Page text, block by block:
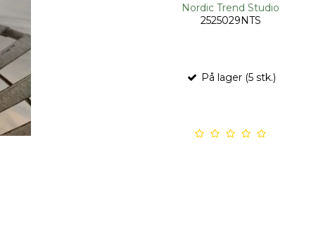
Nordic Trend Studio
2525029NTS
På lager (5 stk.)